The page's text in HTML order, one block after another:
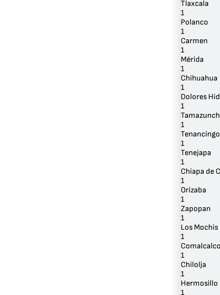
Tlaxcala
1
Polanco
1
Carmen
1
Mérida
1
Chihuahua
1
Dolores
1
1
1
Tenejapa
1
Chiapa de
1
Orizaba
1
Zapopan
1
Los Mochis
1
1
Chilolja
1
Hermosillo
1